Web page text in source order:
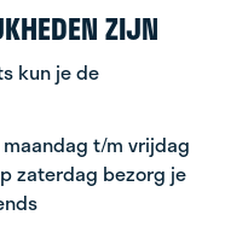
ZIJN
kun je de
t/m vrijdag
zaterdag bezorg je